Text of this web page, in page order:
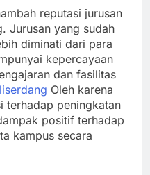
reputasi jurusan
Jurusan yang sudah
diminati dari para
kepercayaan
dan fasilitas
Oleh karena
terhadap peningkatan
positif terhadap
kampus secara